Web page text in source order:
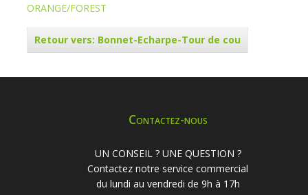
ORANGE/FOREST
Retour vers: Bonnet-Echarpe-Tour de cou
Contactez-nous
UN CONSEIL ? UNE QUESTION ?
Contactez notre service commercial
du lundi au vendredi de 9h à 17h